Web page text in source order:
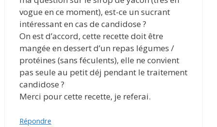
vogue en ce moment), est-ce un sucrant
intéressant en cas de candidose ?
On est d’accord, cette recette doit être
mangée en dessert d’un repas légumes /
protéines (sans féculents), elle ne convient
pas seule au petit déj pendant le traitement
candidose ?
Merci pour cette recette, je referai.
Répondre